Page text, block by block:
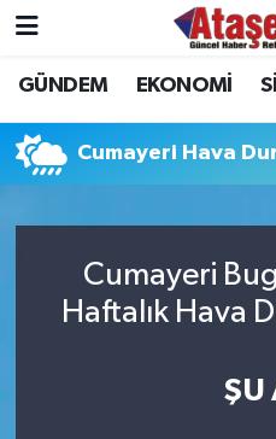
GÜNDEM EKONOMİ
Cumayeri Hava
Cumayeri
Haftalık Hava
ŞU
Hava Durumu
Trafik Durumu
Tüm Manşetler